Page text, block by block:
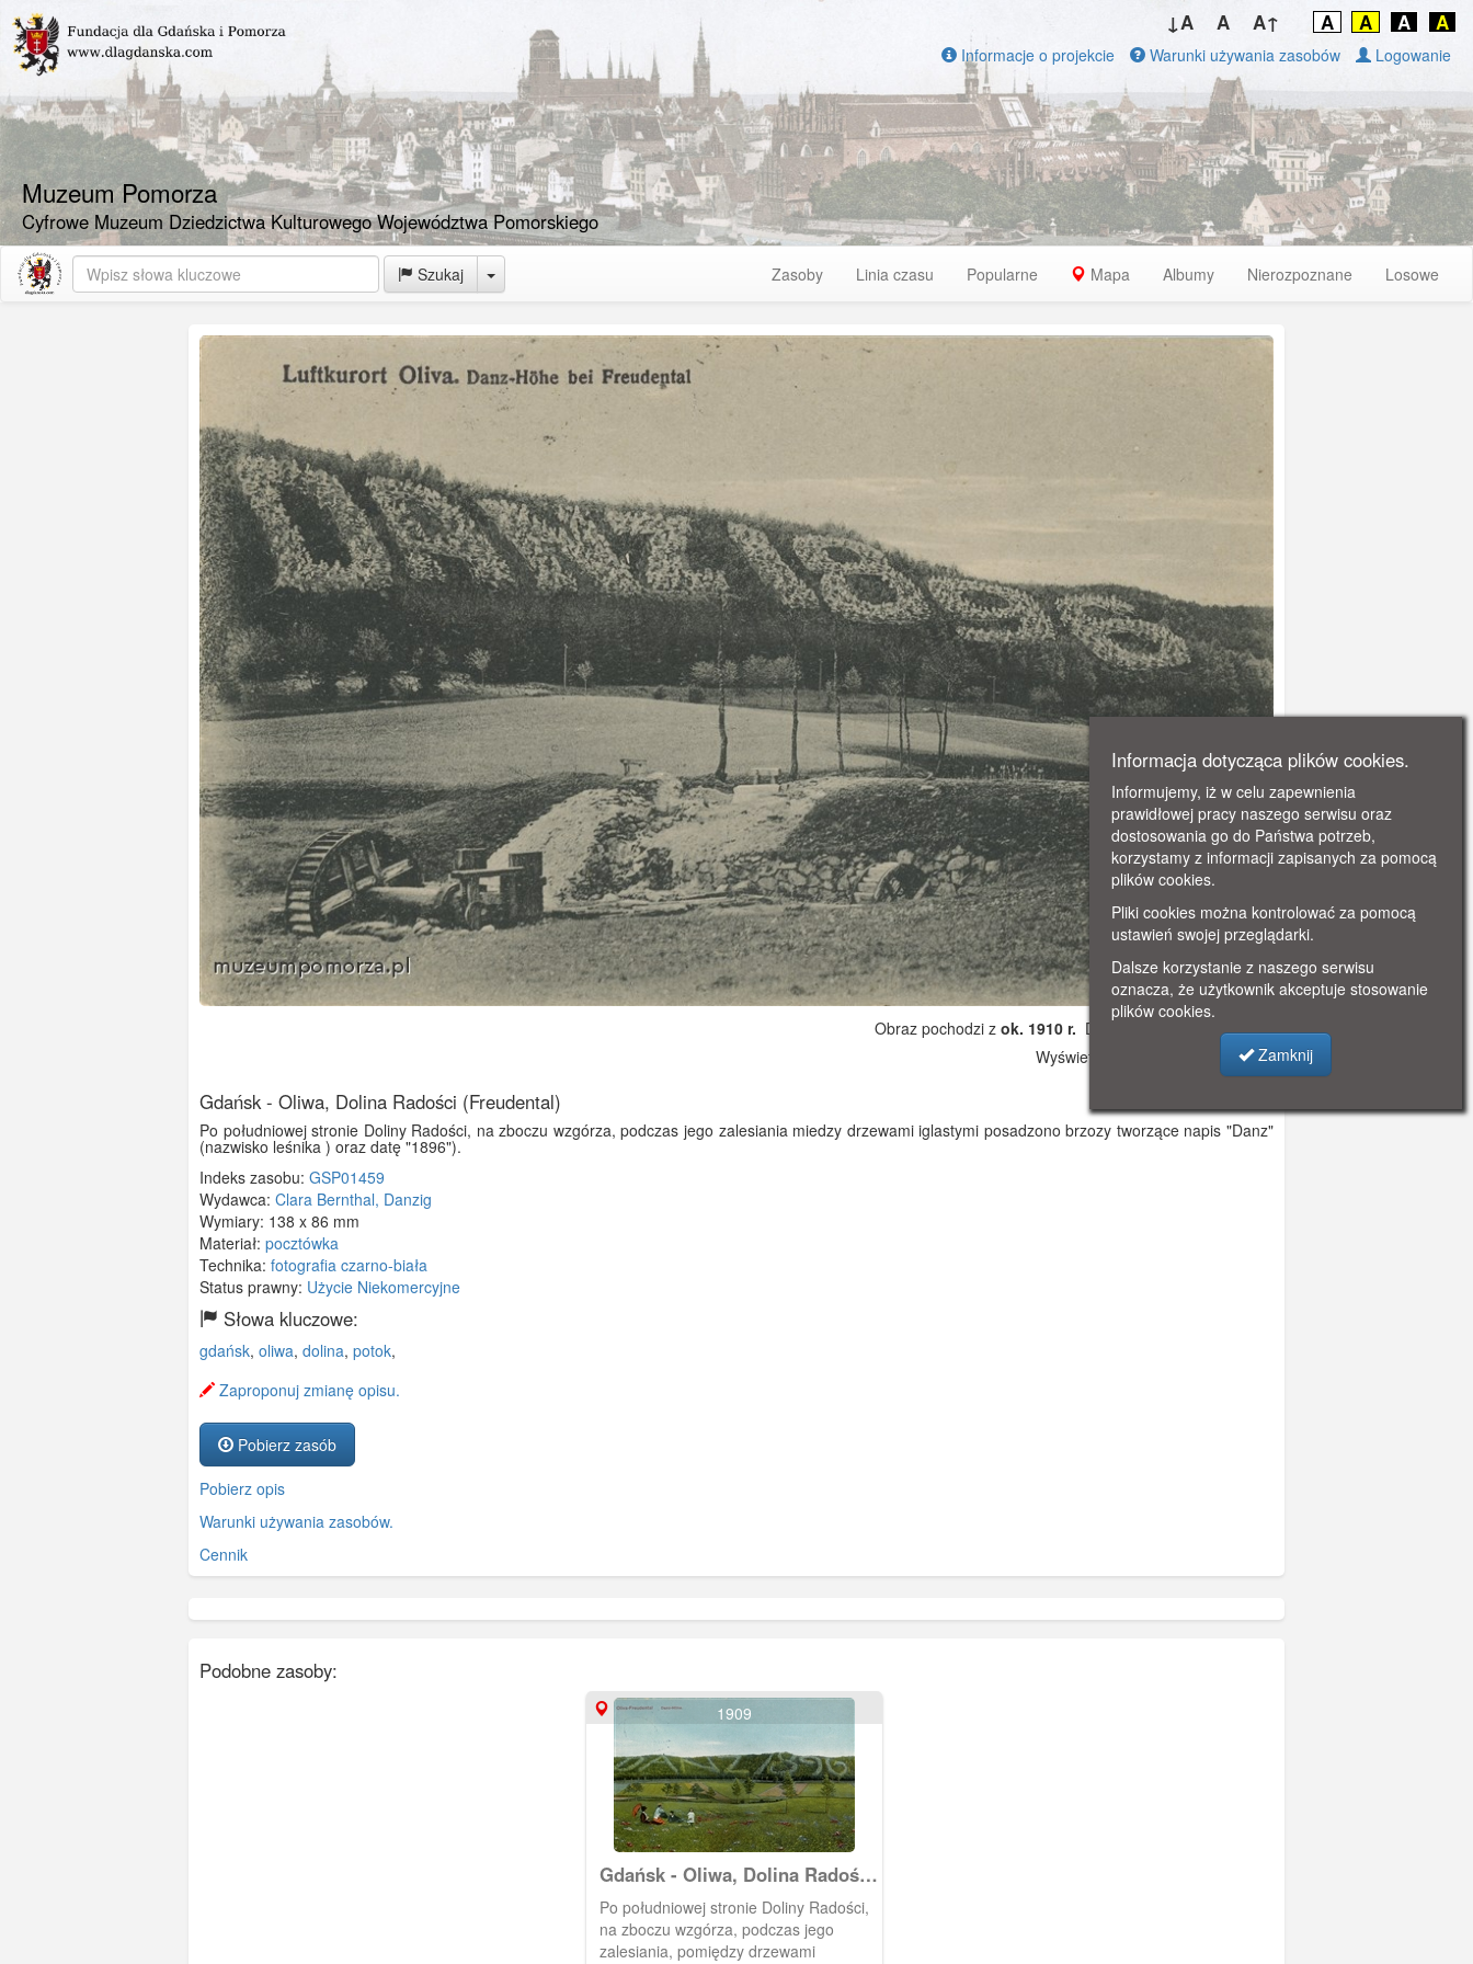
Muzeum Pomorza
Cyfrowe Muzeum Dziedzictwa Kulturowego Województwa Pomorskiego
↓A A A↑ A A A A
Informacje o projekcie Warunki używania zasobów Logowanie
Szukaj Toggle Dropdown Zasoby Linia czasu Popularne Mapa Albumy Nierozpoznane Losowe
Obraz pochodzi z ok. 1910 r. Dodano: 2019-11-01 11:16
Wyświetlono: 3231
Gdańsk - Oliwa, Dolina Radości (Freudental)
Po południowej stronie Doliny Radości, na zboczu wzgórza, podczas jego zalesiania miedzy drzewami iglastymi posadzono brzozy tworzące napis "Danz"
(nazwisko leśnika ) oraz datę "1896").
Indeks zasobu: GSP01459
Wydawca: Clara Bernthal, Danzig
Wymiary: 138 x 86 mm
Materiał: pocztówka
Technika: fotografia czarno-biała
Status prawny: Użycie Niekomercyjne
Słowa kluczowe:
gdańsk, oliwa, dolina, potok,
Zaproponuj zmianę opisu.
Pobierz zasób
Pobierz opis
Warunki używania zasobów.
Cennik
Podobne zasoby:
1909
Gdańsk - Oliwa, Dolina Radości
(Freudental)
Po południowej stronie Doliny Radości,
na zboczu wzgórza, podczas jego
zalesiania, pomiędzy drzewami
Informacja dotycząca plików cookies.
Informujemy, iż w celu zapewnienia
prawidłowej pracy naszego serwisu oraz
dostosowania go do Państwa potrzeb,
korzystamy z informacji zapisanych za pomocą
plików cookies.
Pliki cookies można kontrolować za pomocą
ustawień swojej przeglądarki.
Dalsze korzystanie z naszego serwisu
oznacza, że użytkownik akceptuje stosowanie
plików cookies.
Zamknij